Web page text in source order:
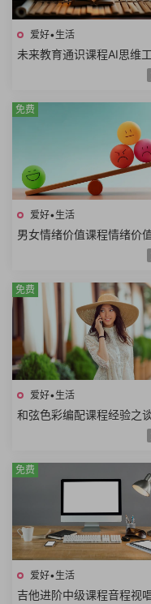
爱好•生活
未来教育通识课程AI思维
思维系统思维美学思维熵
维哲学思维概率思维51课
爱好•生活
男女情绪价值课程情绪价
求情绪价值类型情绪价值
免费
爱好•生活
和弦色彩编配课程经验之
奏方法高级和弦编曲解析
免费
爱好•生活
吉他进阶中级课程音程视
免费